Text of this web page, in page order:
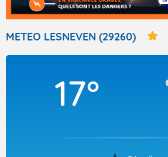
TOUS LES RÉSULTATS
Articles
METEO LESNEVEN (29260)
17°